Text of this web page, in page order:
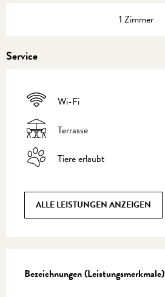
1 Zimmer
Service
Wi-Fi
Terrasse
Tiere erlaubt
ALLE LEISTUNGEN ANZEIGEN
Bezeichnungen (Leistungsmerkmale)
Bezeichnungen (Leistungsmerkmale)